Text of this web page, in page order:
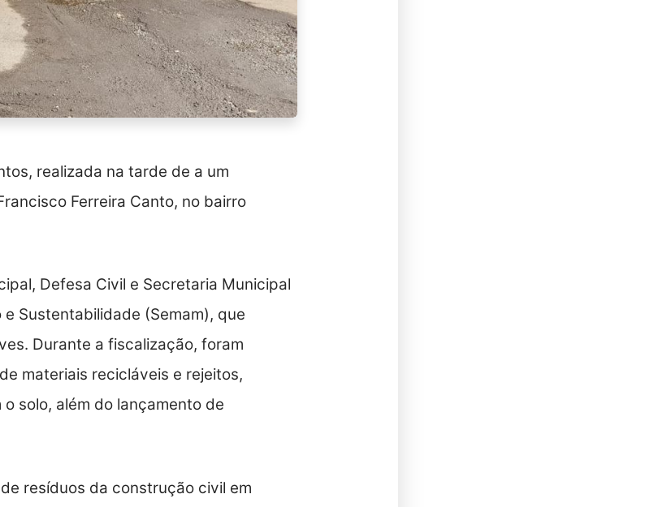
realizada na tarde de a um
Ferreira Canto, no bairro
Defesa Civil e Secretaria Municipal
Sustentabilidade (Semam), que
Durante a fiscalização, foram
materiais recicláveis e rejeitos,
solo, além do lançamento de
resíduos da construção civil em